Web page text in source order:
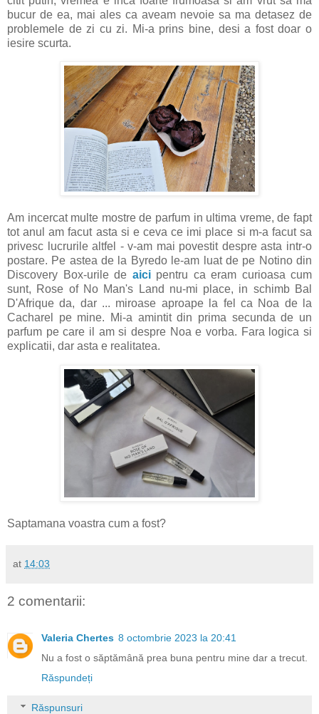
bucur de ea, mai ales ca aveam nevoie sa ma detasez de
problemele de zi cu zi. Mi-a prins bine, desi a fost doar o
iesire scurta.
Am incercat multe mostre de parfum in ultima vreme, de fapt
tot anul am facut asta si e ceva ce imi place si m-a facut sa
privesc lucrurile altfel - v-am mai povestit despre asta intr-o
postare. Pe astea de la Byredo le-am luat de pe Notino din
Discovery Box-urile de aicipentru ca eram curioasa cum
sunt, Rose of No Man's Land nu-mi place, in schimb Bal
D'Afrique da, dar ... miroase aproape la fel ca Noa de la
Cacharel pe mine. Mi-a amintit din prima secunda de un
parfum pe care il am si despre Noa e vorba. Fara logica si
explicatii, dar asta e realitatea.
Saptamana voastra cum a fost?
at 14:03
2 comentarii:
Valeria Chertes 8 octombrie 2023 la 20:41
Nu a fost o săptămână prea buna pentru mine dar a trecut.
Răspundeți
Răspunsuri